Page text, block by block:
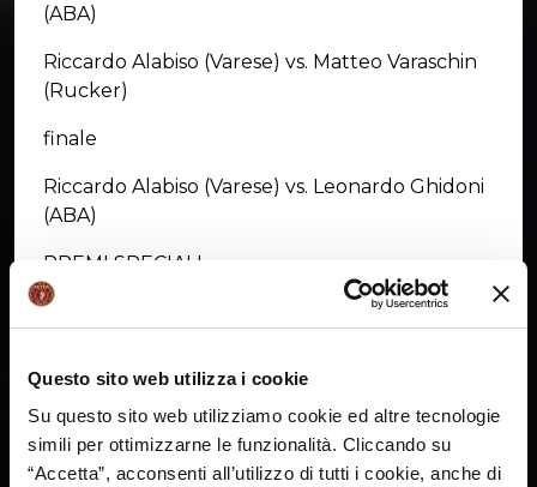
Questo sito web utilizza i cookie
Su questo sito web utilizziamo cookie ed altre tecnologie
simili per ottimizzarne le funzionalità. Cliccando su
“Accetta”, acconsenti all’utilizzo di tutti i cookie, anche di
(ABA)
Riccardo Alabiso (Varese) vs. Matteo Varaschin
(Rucker)
finale
Riccardo Alabiso (Varese) vs. Leonardo Ghidoni
(ABA)
PREMI SPECIALI
COPPIA ARBITRALE
Andrea Mutti di Venezia
UFFICIALI DI CAMPO